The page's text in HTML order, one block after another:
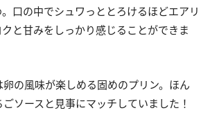
口の中でシュワっととろけるほどエアリ
と甘みをしっかり感じることができま
の風味が楽しめる固めのプリン。ほん
ソースと見事にマッチしていました！